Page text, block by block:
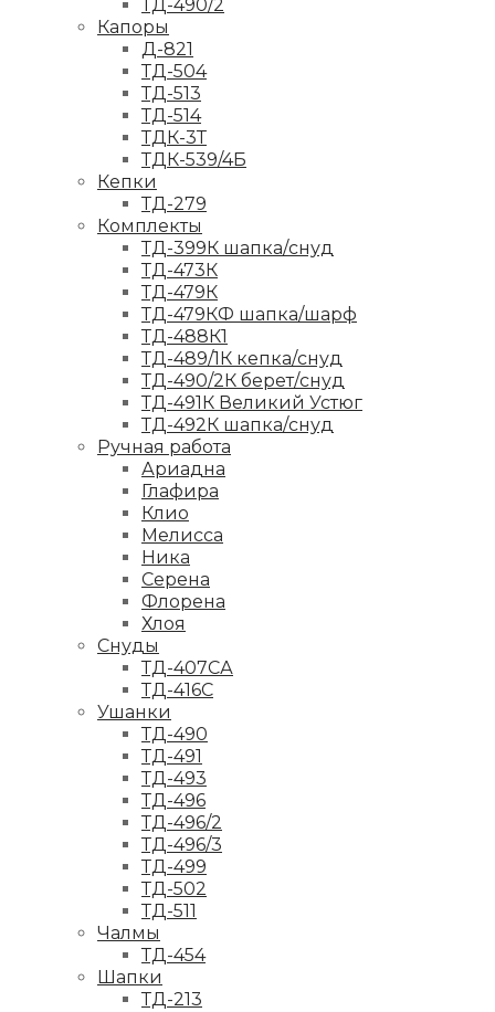
ТД-490/2
Капоры
Д-821
ТД-504
ТД-513
ТД-514
ТДК-3Т
ТДК-539/4Б
Кепки
ТД-279
Комплекты
ТД-399К шапка/снуд
ТД-473К
ТД-479К
ТД-479КФ шапка/шарф
ТД-488К1
ТД-489/1К кепка/снуд
ТД-490/2К берет/снуд
ТД-491К Великий Устюг
ТД-492К шапка/снуд
Ручная работа
Ариадна
Глафира
Клио
Мелисса
Ника
Серена
Флорена
Хлоя
Снуды
ТД-407СА
ТД-416С
Ушанки
ТД-490
ТД-491
ТД-493
ТД-496
ТД-496/2
ТД-496/3
ТД-499
ТД-502
ТД-511
Чалмы
ТД-454
Шапки
ТД-213